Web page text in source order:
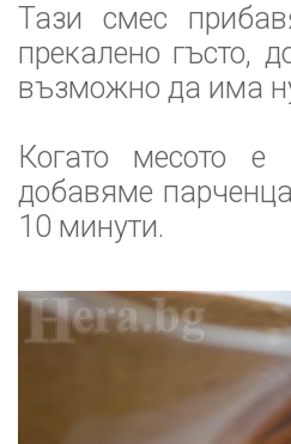
Тази смес
прекалено гъсто,
възможно да има
Когато месото е
добавяме
10 минути.